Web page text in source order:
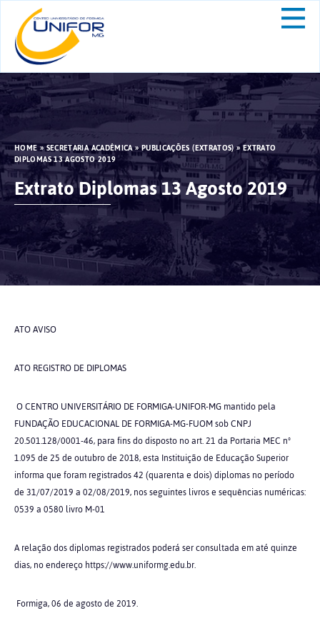
HOME»SECRETARIA ACADÊMICA»PUBLICAÇÕES (EXTRATOS)»EXTRATO
DIPLOMAS 13 AGOSTO 2019
Extrato Diplomas 13 Agosto 2019
ATO AVISO
ATO REGISTRO DE DIPLOMAS
O CENTRO UNIVERSITÁRIO DE FORMIGA-UNIFOR-MG mantido pela
FUNDAÇÃO EDUCACIONAL DE FORMIGA-MG-FUOM sob CNPJ
20.501.128/0001-46, para fins do disposto no art. 21 da Portaria MEC nº
1.095 de 25 de outubro de 2018, esta Instituição de Educação Superior
informa que foram registrados 42 (quarenta e dois) diplomas no período
de 31/07/2019 a 02/08/2019, nos seguintes livros e sequências numéricas:
0539 a 0580 livro M-01
A relação dos diplomas registrados poderá ser consultada em até quinze
dias, no endereço https://www.uniformg.edu.br.
Formiga, 06 de agosto de 2019.